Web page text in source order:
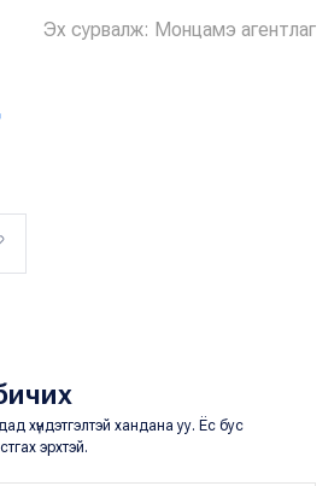
Эх сурвалж: Монцамэ агентлаг
хүндэтгэлтэй хандана уу. Ёс бус
эрхтэй.